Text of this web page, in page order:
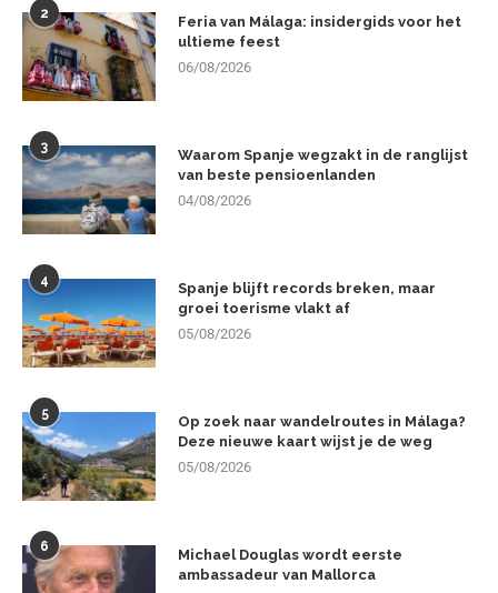
2
Feria van Málaga: insidergids voor het
ultieme feest
06/08/2026
3
Waarom Spanje wegzakt in de ranglijst
van beste pensioenlanden
04/08/2026
4
Spanje blijft records breken, maar
groei toerisme vlakt af
05/08/2026
5
Op zoek naar wandelroutes in Málaga?
Deze nieuwe kaart wijst je de weg
05/08/2026
6
Michael Douglas wordt eerste
ambassadeur van Mallorca